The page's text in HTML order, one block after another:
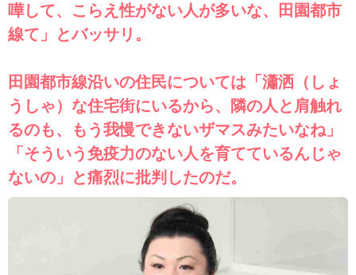
嘩して、こらえ性がない人が多いな、田園都市
線て」とバッサリ。
田園都市線沿いの住民については「瀟洒（しょ
うしゃ）な住宅街にいるから、隣の人と肩触れ
るのも、もう我慢できないザマスみたいなね」
「そういう免疫力のない人を育てているんじゃ
ないの」と痛烈に批判したのだ。